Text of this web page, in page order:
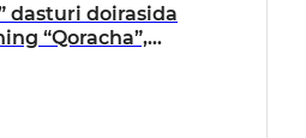
dasturi doirasida
“Qoracha”,